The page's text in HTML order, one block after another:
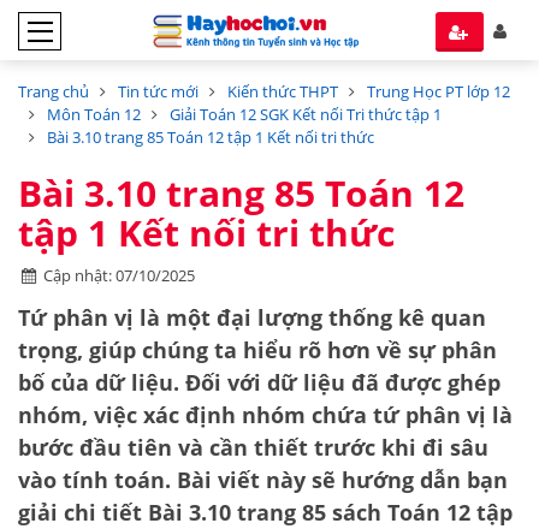
Trang chủ Tin tức mới Kiến thức THPT
Trung Học PT lớp 12
Môn Toán 12
Giải Toán 12 SGK Kết nối Tri thức tập 1
Bài 3.10 trang 85 Toán 12 tập 1 Kết nối tri thức
Bài 3.10 trang 85 Toán 12
tập 1 Kết nối tri thức
Cập nhật: 07/10/2025
Tứ phân vị là một đại lượng thống kê quan
trọng, giúp chúng ta hiểu rõ hơn về sự phân
bố của dữ liệu. Đối với dữ liệu đã được ghép
nhóm, việc xác định nhóm chứa tứ phân vị là
bước đầu tiên và cần thiết trước khi đi sâu
vào tính toán. Bài viết này sẽ hướng dẫn bạn
giải chi tiết Bài 3.10 trang 85 sách Toán 12 tập